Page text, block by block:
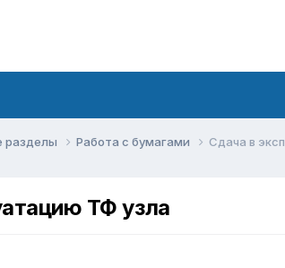
разделы Работа с бумагами Сдача в
ТФ узла